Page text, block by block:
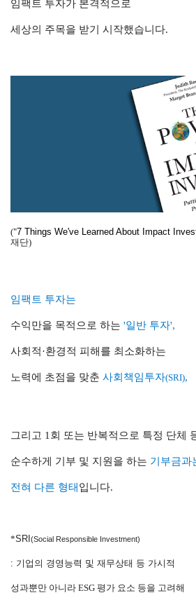
임팩트 투자가 본격적으로
세상의 주목을 받기 시작했습니다.
("7 Things We've Learned About Impact
재단)
임팩트 투자는
수익만을 목적으로 하는 '일반 투자',
사회적·환경적 피해를 최소화하는
노력에 초점을 맞춘 사회책임투자(SRI),
그리고 1회 또는 반복적으로 특정 단체
순수하게 기부 및 지원을 하는 기부금과
전혀 다른 형태 입니다.
*SRI (Social Responsible Investment)
: 기업의 경영능력 및 재무상태 등 가시적
성과뿐만 아니라 ESG 평가 요소 등을 고려해